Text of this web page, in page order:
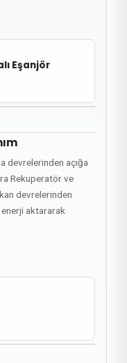
Eşanjör
devrelerinden açığa
Rekuperatör ve
devrelerinden
aktararak